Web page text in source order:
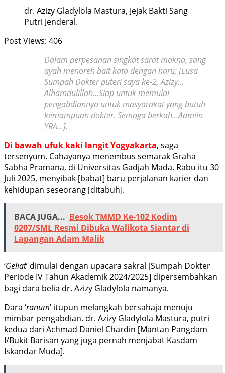
dr. Azizy Gladylola Mastura, Jejak Bakti Sang
Putri Jenderal.
Post Views: 406
Dalam perpesanan singkat sarat makna, sang
ayah menoreh bait kata dengan haru; [Lusa
Sumpah Dokter puteri saya ke-2, Azizy…
Alhamdulillah…Siap untuk memulai
pengabdiannya untuk masyarakat yang butuh
kemampuan dokter. Semoga berkah…Aamiin
YRA…].
Di bawah ufuk kaki langit Yogyakarta, saga
tersenyum. Cahayanya menembus semarak Graha
Sabha Pramana, di Universitas Gadjah Mada. Rabu itu 30
Juli 2025, menyibak [babat] baru perjalanan karier dan
kehidupan seseorang [ditabuh].
BACA JUGA... Besok TMMD Ke-102 Kodim
0207/SML Resmi Dibuka Walikota Siantar di
Lapangan Adam Malik
‘Geliat’ dimulai dengan upacara sakral [Sumpah Dokter
Periode IV Tahun Akademik 2024/2025] dipersembahkan
bagi dara belia dr. Azizy Gladylola namanya.
Dara ‘ranum’ itupun melangkah bersahaja menuju
mimbar pengabdian. dr. Azizy Gladylola Mastura, putri
kedua dari Achmad Daniel Chardin [Mantan Pangdam
I/Bukit Barisan yang juga pernah menjabat Kasdam
Iskandar Muda].